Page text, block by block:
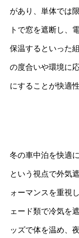
があり、単体では
トで窓を遮断し、
保温するといった
の度合いや環境に
にすることが快適
冬の車中泊を快適
という視点で外気
ォーマンスを重視
ェード類で冷気を
ッズで体を温め、